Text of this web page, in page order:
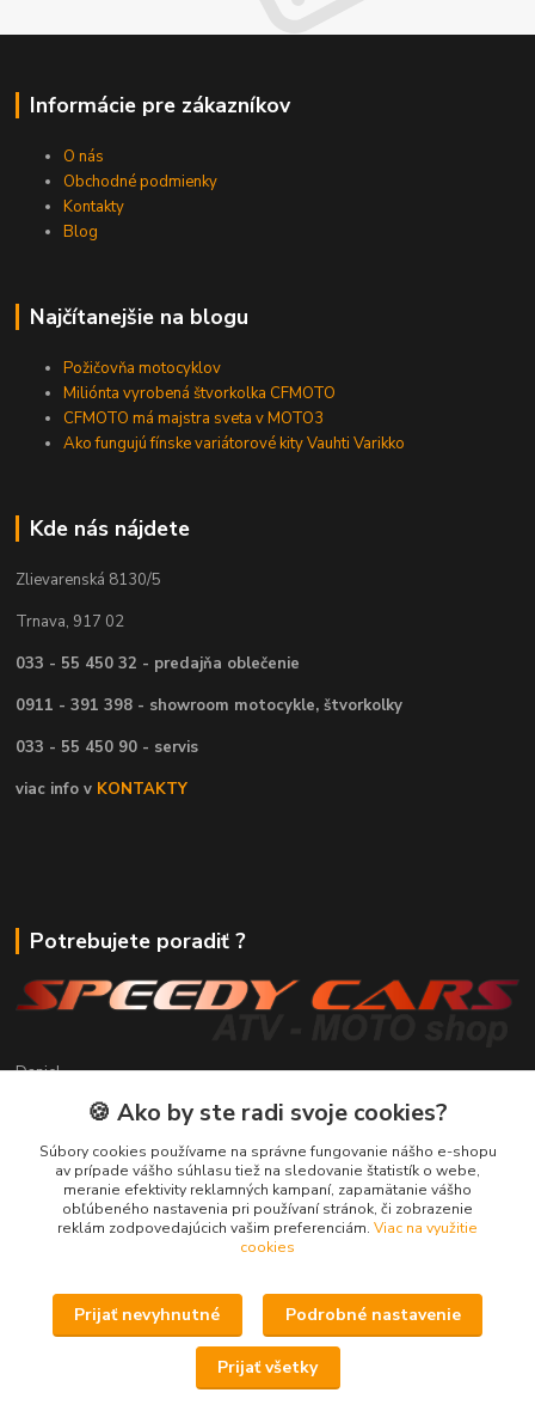
Informácie pre zákazníkov
O nás
Obchodné podmienky
Kontakty
Blog
Najčítanejšie na blogu
Požičovňa motocyklov
Miliónta vyrobená štvorkolka CFMOTO
CFMOTO má majstra sveta v MOTO3
Ako fungujú fínske variátorové kity Vauhti Varikko
Kde nás nájdete
Zlievarenská 8130/5
Trnava, 917 02
033 - 55 450 32 - predajňa oblečenie
0911 - 391 398 - showroom motocykle, štvorkolky
033 - 55 450 90 - servis
viac info v KONTAKTY
Potrebujete poradiť ?
Daniel
+421 911 391 398
(Po-Pia, 8.30-17.00 hod.)
predaj@atv-shop.sk
Upravit sběr cookies.
🍪 Ako by ste radi svoje cookies?
Súbory cookies používame na správne fungovanie nášho e-shopu
av prípade vášho súhlasu tiež na sledovanie štatistík o webe,
meranie efektivity reklamných kampaní, zapamätanie vášho
obľúbeného nastavenia pri používaní stránok, či zobrazenie
reklám zodpovedajúcich vašim preferenciám. Viac na využitie
cookies
Prijať nevyhnutné Podrobné nastavenie
Prijať všetky